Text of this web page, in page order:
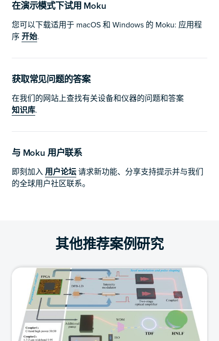
在演示模式下试用 Moku
您可以下载适用于 macOS 和 Windows 的 Moku: 应用程
序开始.
获取常见问题的答案
在我们的网站上查找有关设备和仪器的问题和答案
知识库.
与 Moku 用户联系
即刻加入用户论坛请求新功能、分享支持提示并与我们
的全球用户社区联系。
其他推荐案例研究